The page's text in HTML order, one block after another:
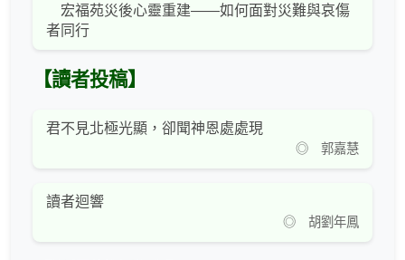
宏福苑災後心靈重建——如何面對災難與哀傷
者同行
【讀者投稿】
君不見北極光顯，卻聞神恩處處現
◎ 郭嘉慧
讀者迴響
◎ 胡劉年鳳